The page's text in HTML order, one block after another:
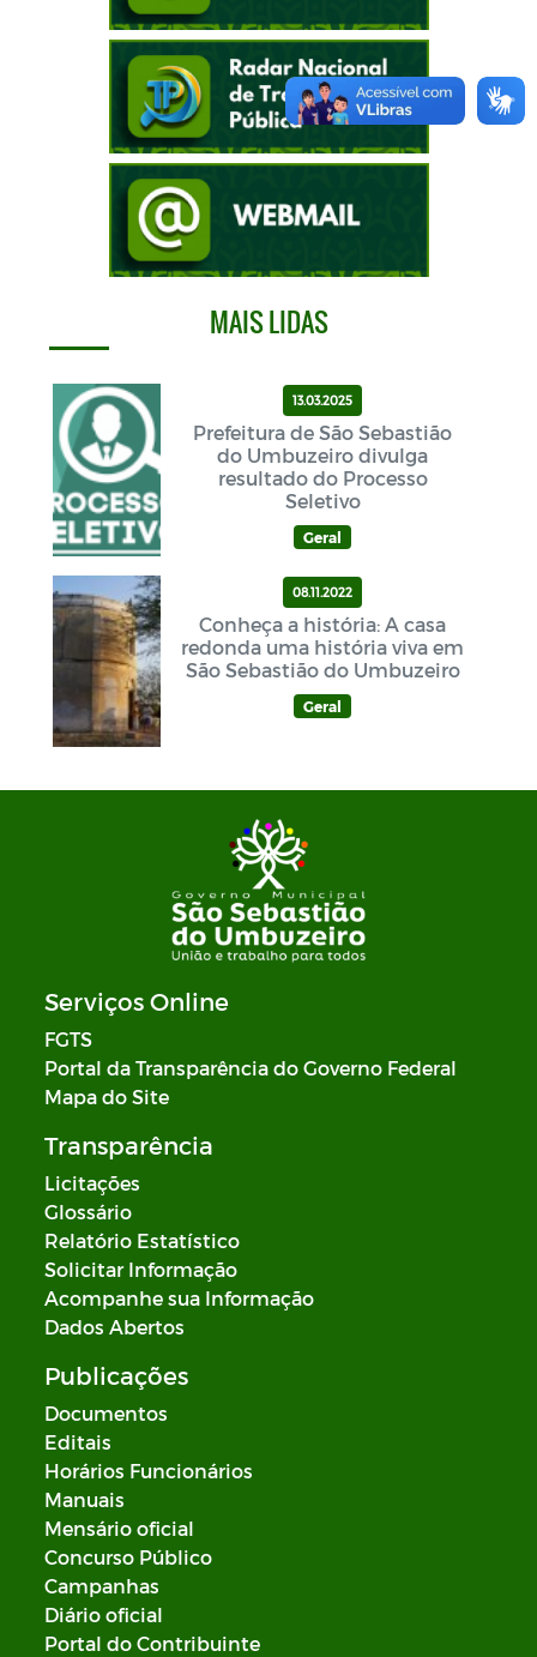
MAIS LIDAS
13.03.2025
Prefeitura de São Sebastião
do Umbuzeiro divulga
resultado do Processo
Seletivo
Geral
08.11.2022
Conheça a história: A casa
redonda uma história viva em
São Sebastião do Umbuzeiro
Geral
Serviços Online
FGTS
Portal da Transparência do Governo Federal
Mapa do Site
Transparência
Licitações
Glossário
Relatório Estatístico
Solicitar Informação
Acompanhe sua Informação
Dados Abertos
Publicações
Documentos
Editais
Horários Funcionários
Manuais
Mensário oficial
Concurso Público
Campanhas
Diário oficial
Portal do Contribuinte